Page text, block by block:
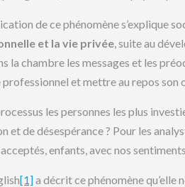
de ce phénomène s’explique
et la vie privée, suite au
la chambre les messages et les
et mettre au repos son
les personnes les plus
et de désespérance ? Pour les
enfants, avec nos
[1]a décrit ce phénomène qu’elle